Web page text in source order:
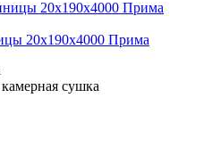
20х190х4000 Прима
сушка